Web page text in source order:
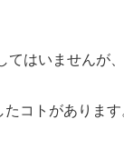
てはいませんが
コトがありま